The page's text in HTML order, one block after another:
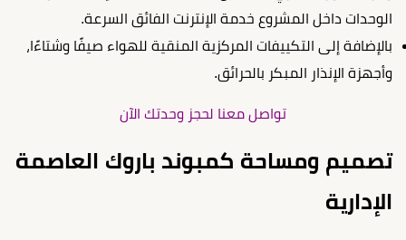
الوحدات داخل المشروع خدمة الإنترنت الفائق السرعة.
بالإضافة إلى التكييفات المركزية المنقية للهواء صيفًا وشتاءًا،
وأجهزة الإنذار المبكر بالحرائق.
تواصل معنا لحجز وحدتك الآن
تصميم ومساحة كمبوند باروك العاصمة
الإدارية